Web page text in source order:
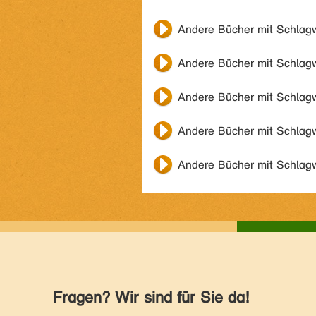
Andere Bücher mit
Andere Bücher mit
Andere Bücher mit
Andere Bücher mit
Andere Bücher mit